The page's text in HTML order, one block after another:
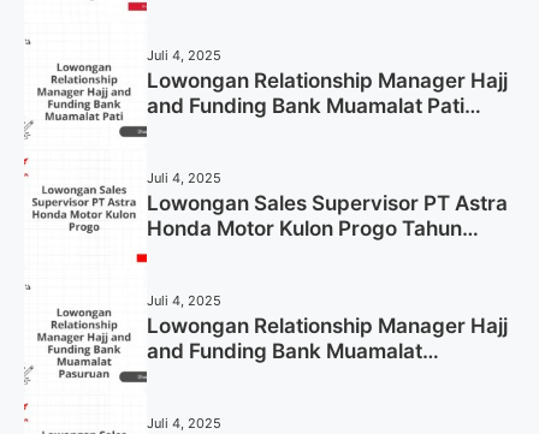
Juli 4, 2025
Lowongan Relationship Manager Hajj
and Funding Bank Muamalat Pati
Juli 4, 2025
Lowongan Sales Supervisor PT Astra
Honda Motor Kulon Progo Tahun
Juli 4, 2025
Lowongan Relationship Manager Hajj
and Funding Bank Muamalat
Juli 4, 2025